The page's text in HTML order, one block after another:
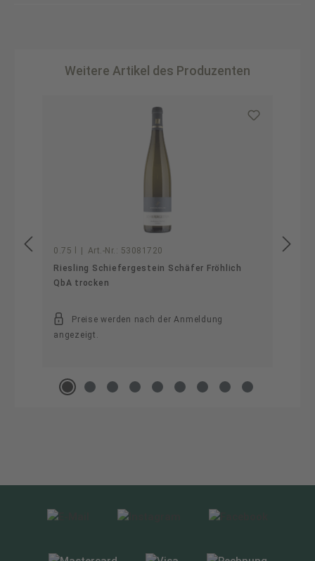
Weitere Artikel des Produzenten
0.75 l Art.-Nr.: 53081720
Riesling Schiefergestein Schäfer Fröhlich
QbA trocken
Preise werden nach der Anmeldung
angezeigt.